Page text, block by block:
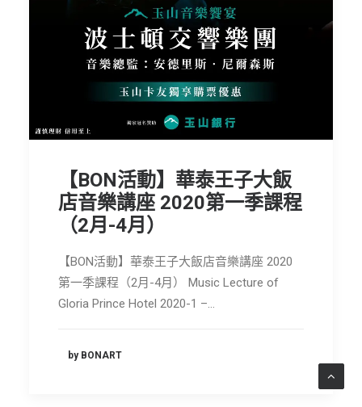
【BON活動】華泰王子大飯
店音樂講座 2020第一季課程
（2月-4月）
【BON活動】華泰王子大飯店音樂講座 2020
第一季課程（2月-4月） Music Lecture of
Gloria Prince Hotel 2020-1 –…
by BONART